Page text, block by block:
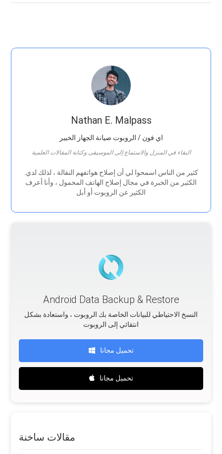
Nathan E. Malpass
اي فون / الروبوت صيانة الجهاز الخبير
البقاء في المنزل والاستماع إلى الموسيقى وكتابة المقالات العلمية
.كثير من الناس اسمحوا لي أن إصلاح هواتفهم النقالة ، لذلك لدي
الكثير من الخبرة في مجال إصلاح الهاتف المحمول ، وأنا أعرف
الكثير عن الروبوت أو أبل
Android Data Backup & Restore
النسخ الاحتياطي للبيانات الخاصة بك الروبوت ، واستعادة بشكل
انتقائي إلى الروبوت
تحميل مجانا
تحميل مجانا
مقالات ساخنة